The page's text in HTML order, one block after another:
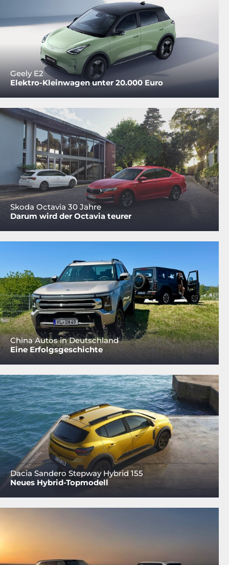
Geely E2
Elektro-Kleinwagen unter 20.000 Euro
Skoda Octavia 30 Jahre
Darum wird der Octavia teurer
China Autos in Deutschland
Eine Erfolgsgeschichte
Dacia Sandero Stepway Hybrid 155
Neues Hybrid-Topmodell